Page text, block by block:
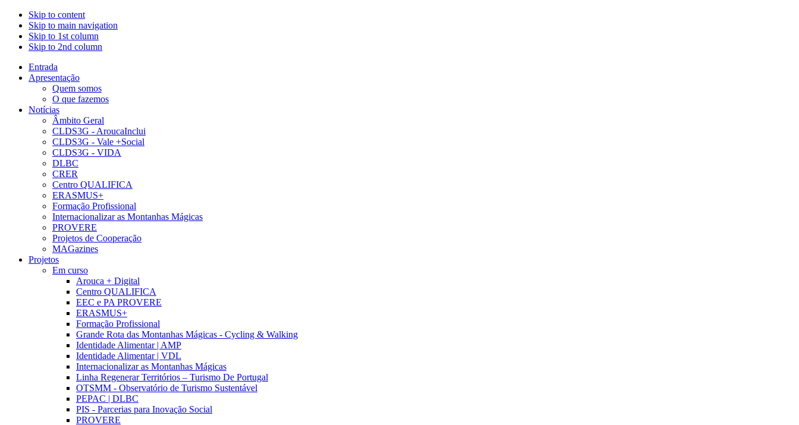
Skip to content
Skip to main navigation
Skip to 1st column
Skip to 2nd column
Entrada
Apresentação
Quem somos
O que fazemos
Notícias
Âmbito Geral
CLDS3G - AroucaInclui
CLDS3G - Vale +Social
CLDS3G - VIDA
DLBC
CRER
Centro QUALIFICA
ERASMUS+
Formação Profissional
Internacionalizar as Montanhas Mágicas
PROVERE
Projetos de Cooperação
MAGazines
Projetos
Em curso
Arouca + Digital
Centro QUALIFICA
EEC e PA PROVERE
ERASMUS+
Formação Profissional
Grande Rota das Montanhas Mágicas - Cycling & Walking
Identidade Alimentar | AMP
Identidade Alimentar | VDL
Internacionalizar as Montanhas Mágicas
Linha Regenerar Territórios – Turismo De Portugal
OTSMM - Observatório de Turismo Sustentável
PEPAC | DLBC
PIS - Parcerias para Inovação Social
PROVERE